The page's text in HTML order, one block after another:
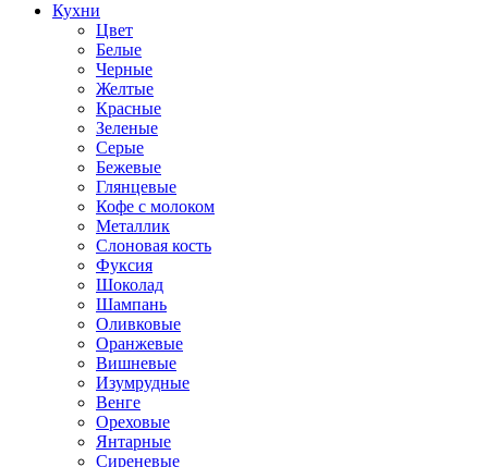
Кухни
Цвет
Белые
Черные
Желтые
Красные
Зеленые
Серые
Бежевые
Глянцевые
Кофе с молоком
Металлик
Слоновая кость
Фуксия
Шоколад
Шампань
Оливковые
Оранжевые
Вишневые
Изумрудные
Венге
Ореховые
Янтарные
Сиреневые